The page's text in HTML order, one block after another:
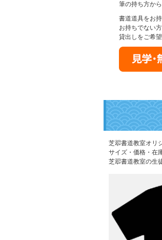
筆の持ち方か
書道道具をお
お持ちでない
貸出しをご希
芝翆書道教室オリ
サイズ・価格・在
芝翆書道教室の生